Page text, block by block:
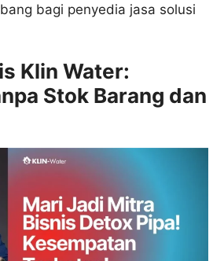
bagi penyedia jasa solusi
Klin Water:
Stok Barang dan